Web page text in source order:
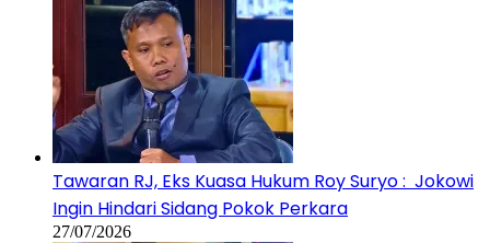
Tawaran RJ, Eks Kuasa Hukum Roy Suryo : Jokowi
Ingin Hindari Sidang Pokok Perkara
27/07/2026